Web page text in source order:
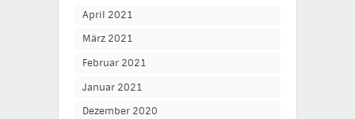
April 2021
März 2021
Februar 2021
Januar 2021
Dezember 2020